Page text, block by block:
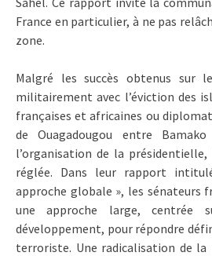
France en particulier, à ne pas
zone.
Malgré les succès obtenus sur
militairement avec l’éviction des
françaises et africaines ou
de Ouagadougou entre
l’organisation de la
réglée. Dans leur rapport
approche globale », les sénateurs
une approche large, centrée
développement, pour répondre
terroriste. Une radicalisation de la